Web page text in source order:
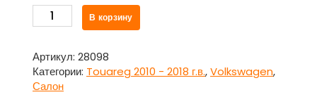
Количество
товара
багажника
боковая
левая
В корзину
Артикул: 28098
Категории: Touareg 2010 - 2018 г.в.,Volkswagen,
Салон